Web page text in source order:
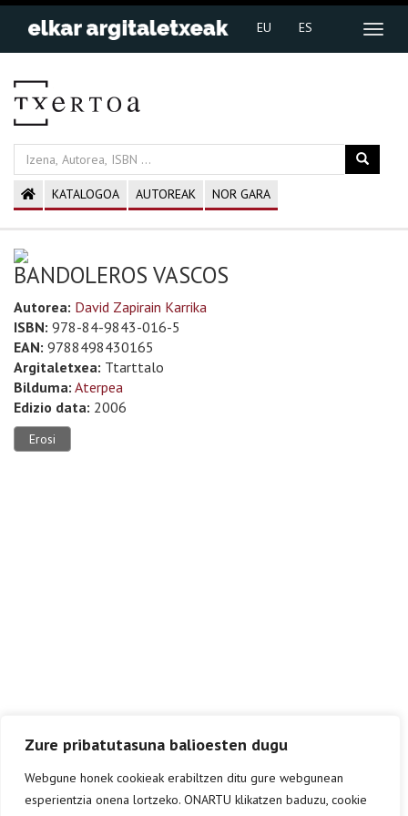
Zure pribatutasuna balioesten dugu
Webgune honek cookieak erabiltzen ditu gure webgunean
esperientzia onena lortzeko. ONARTU klikatzen baduzu, cookie
EU ES
KATALOGOA AUTOREAK NOR GARA
BANDOLEROS VASCOS
Autorea: David Zapirain Karrika
ISBN: 978-84-9843-016-5
EAN: 9788498430165
Argitaletxea: Ttarttalo
Bilduma: Aterpea
Edizio data: 2006
Erosi